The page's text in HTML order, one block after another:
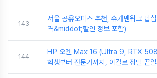
143
서울 공유오피스 추천, 슈가맨워크 답
격&middot;할인 정보 포함)
144
HP 오멘 Max 16 (Ultra 9, RTX
학생부터 전문가까지, 이걸로 정말 끝